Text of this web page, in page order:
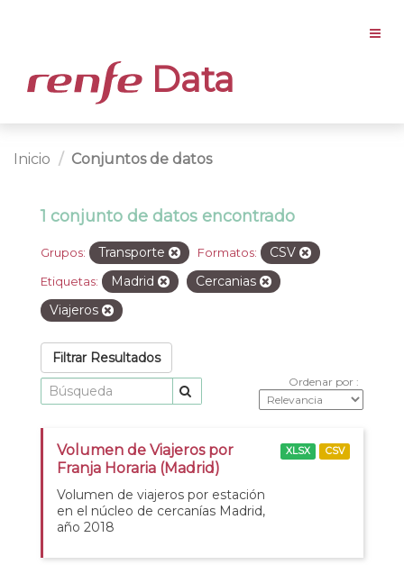
Data
Inicio Conjuntos de datos
1 conjunto de datos encontrado
Grupos: Transporte Formatos: CSV
Etiquetas: Madrid
Cercanias
Viajeros
Filtrar Resultados
Ordenar por
Volumen de Viajeros por
Franja Horaria (Madrid)
Volumen de viajeros por estación
en el núcleo de cercanías Madrid,
año 2018
XLSX CSV